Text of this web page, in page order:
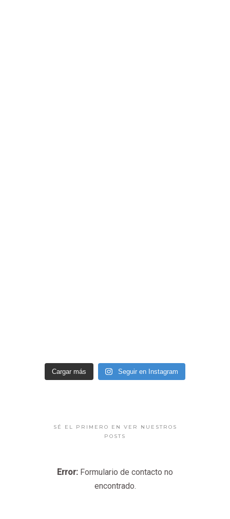
Cargar más Seguir en Instagram
SÉ EL PRIMERO EN VER NUESTROS
POSTS
Error: Formulario de contacto no
encontrado.